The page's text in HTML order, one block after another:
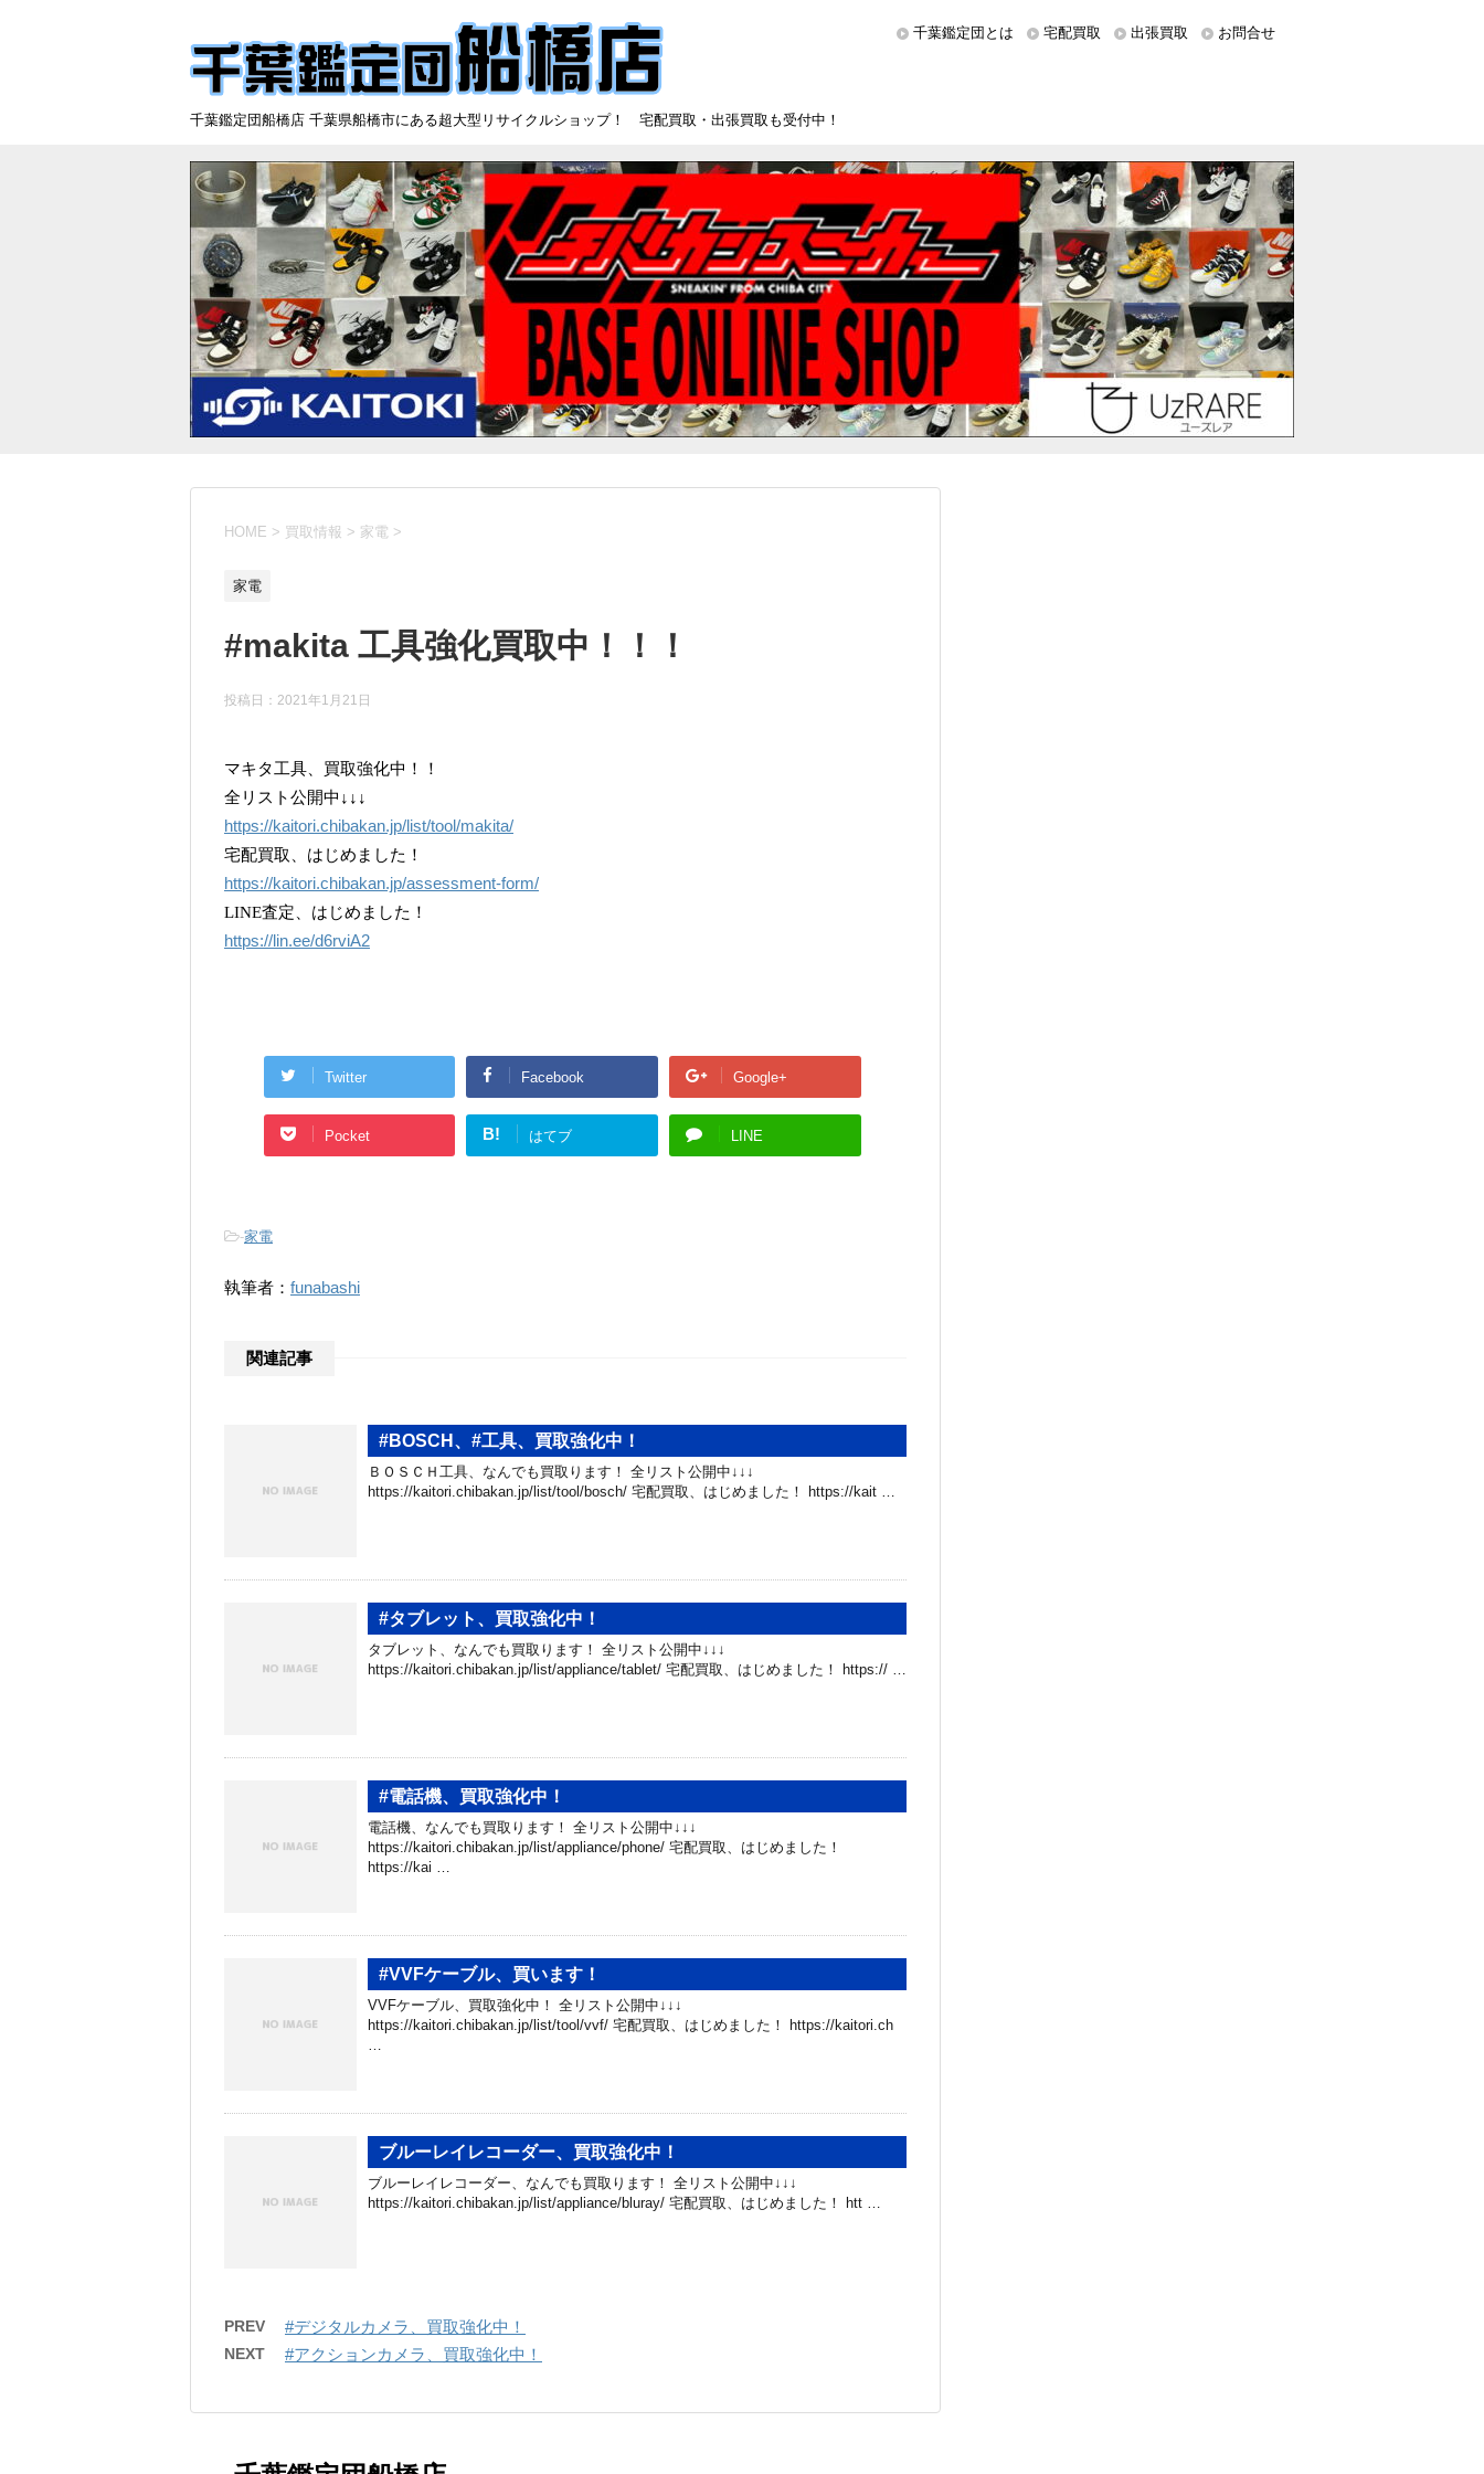
千葉鑑定団船橋店 千葉県船橋市にある超大型リサイクルショップ！ 宅配買取・出張買取も受付中！
千葉鑑定団とは 宅配買取 出張買取 お問合せ
HOME > 買取情報 > 家電 >
家電
#makita 工具強化買取中！！！
投稿日： 2021年1月21日
マキタ工具、買取強化中！！
全リスト公開中↓↓↓
https://kaitori.chibakan.jp/list/tool/makita/
宅配買取、はじめました！
https://kaitori.chibakan.jp/assessment-form/
LINE査定、はじめました！
https://lin.ee/d6rviA2
Twitter Facebook Google+
Pocket B! はてブ LINE
-家電
執筆者： funabashi
関連記事
#BOSCH、#工具、買取強化中！
ＢＯＳＣＨ工具、なんでも買取ります！ 全リスト公開中↓↓↓
https://kaitori.chibakan.jp/list/tool/bosch/ 宅配買取、はじめました！ https://kait …
#タブレット、買取強化中！
タブレット、なんでも買取ります！ 全リスト公開中↓↓↓
https://kaitori.chibakan.jp/list/appliance/tablet/ 宅配買取、はじめました！ https:// …
#電話機、買取強化中！
電話機、なんでも買取ります！ 全リスト公開中↓↓↓
https://kaitori.chibakan.jp/list/appliance/phone/ 宅配買取、はじめました！
https://kai …
#VVFケーブル、買います！
VVFケーブル、買取強化中！ 全リスト公開中↓↓↓
https://kaitori.chibakan.jp/list/tool/vvf/ 宅配買取、はじめました！ https://kaitori.ch
…
ブルーレイレコーダー、買取強化中！
ブルーレイレコーダー、なんでも買取ります！ 全リスト公開中↓↓↓
https://kaitori.chibakan.jp/list/appliance/bluray/ 宅配買取、はじめました！ htt …
PREV #デジタルカメラ、買取強化中！
NEXT #アクションカメラ、買取強化中！